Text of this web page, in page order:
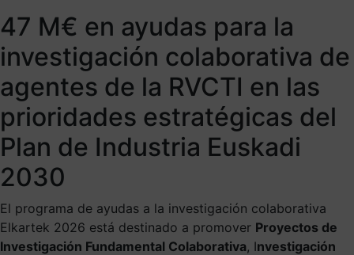
agentes de la RVCTI en
tecnologías que contribuyan a
las prioridades estratégicas
del Plan de Industria Euskadi
2030 e impacten en la
transformación de la economía
vasca
Plazo cerrado Accede a tu expediente. Entra aquí.
47 M€ en ayudas para la
investigación colaborativa de
agentes de la RVCTI en las
prioridades estratégicas del
Plan de Industria Euskadi
2030
El programa de ayudas a la investigación colaborativa
Elkartek 2026 está destinado a promover Proyectos de
Investigación Fundamental Colaborativa, Investigación